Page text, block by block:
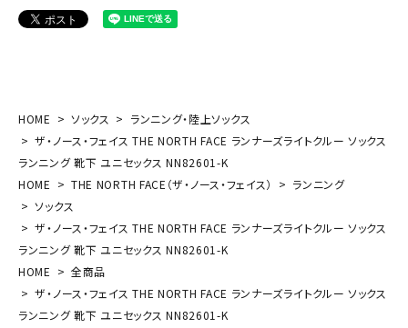
HOME ソックス
ランニング・陸上ソックス
ザ・ノース・フェイス THE NORTH FACE ランナーズライトクルー ソックス
ランニング 靴下 ユニセックス NN82601-K
HOME
THE NORTH FACE（ザ・ノース・フェイス）
ランニング
ソックス
ザ・ノース・フェイス THE NORTH FACE ランナーズライトクルー ソックス
ランニング 靴下 ユニセックス NN82601-K
HOME
全商品
ザ・ノース・フェイス THE NORTH FACE ランナーズライトクルー ソックス
ランニング 靴下 ユニセックス NN82601-K